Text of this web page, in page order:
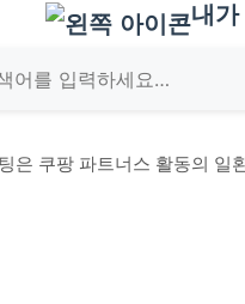
내
은 쿠팡 파트너스 활동의 일